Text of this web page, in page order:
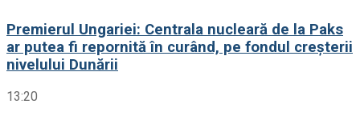
Premierul Ungariei: Centrala nucleară de la Paks
ar putea fi repornită în curând, pe fondul creșterii
nivelului Dunării
13:20